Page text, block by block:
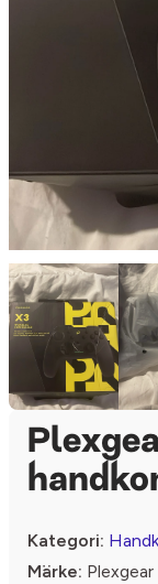
Kategori:
Märke: Plexgear